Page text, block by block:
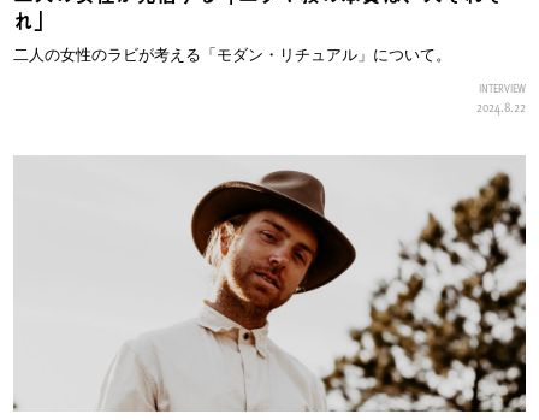
れ」
二人の女性のラビが考える「モダン・リチュアル」について。
INTERVIEW
2024.8.22